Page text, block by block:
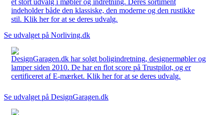
indeholder både den klassiske, den moderne og den rustikke
stil. Klik her for at se deres udvalg.
Se udvalget på Norliving.dk
DesignGaragen.dk har solgt boligindretning, designermøbler og
lamper siden 2010. De har en flot score på Trustpilot, og er
certificeret af E-mærket. Klik her for at se deres udvalg.
Se udvalget på DesignGaragen.dk